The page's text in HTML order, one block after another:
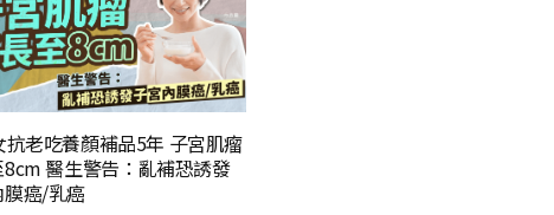
抗老吃養顏補品5年 子宮肌瘤
醫生警告：亂補恐誘發
膜癌/乳癌